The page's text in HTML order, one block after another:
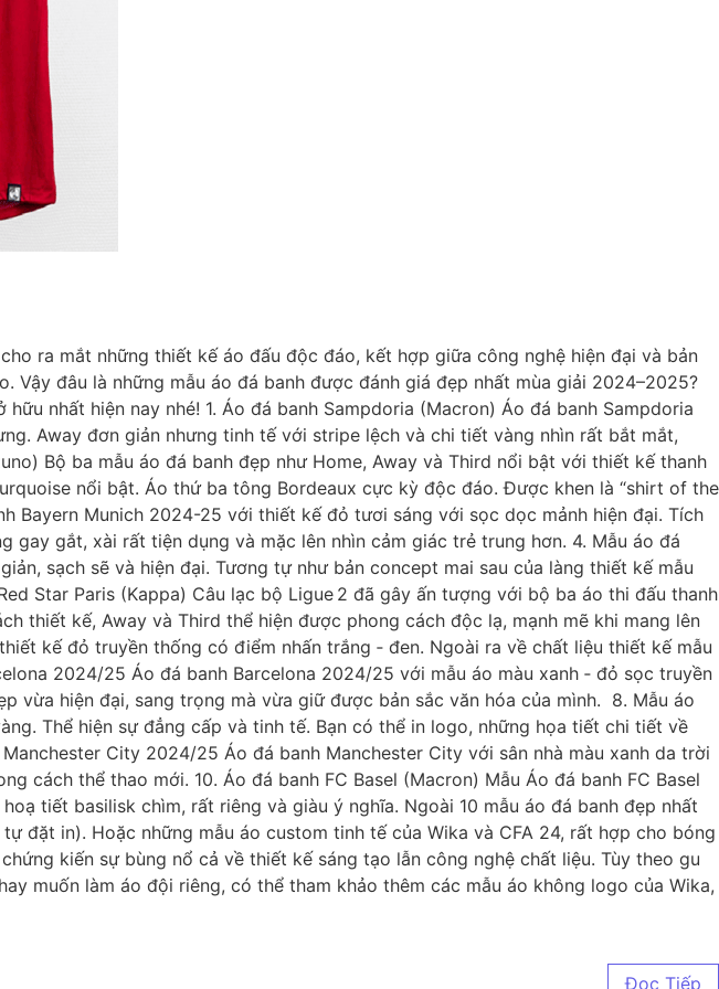
ra mắt những thiết kế áo đấu độc đáo, kết hợp giữa công nghệ hiện đại và bản
đâu là những mẫu áo đá banh được đánh giá đẹp nhất mùa giải 2024–2025?
nhất hiện nay nhé! 1. Áo đá banh Sampdoria (Macron) Áo đá banh Sampdoria
Away đơn giản nhưng tinh tế với stripe lệch và chi tiết vàng nhìn rất bắt mắt,
Bộ ba mẫu áo đá banh đẹp như Home, Away và Third nổi bật với thiết kế thanh
nổi bật. Áo thứ ba tông Bordeaux cực kỳ độc đáo. Được khen là “shirt of the
Bayern Munich 2024-25 với thiết kế đỏ tươi sáng với sọc dọc mảnh hiện đại. Tích
gắt, xài rất tiện dụng và mặc lên nhìn cảm giác trẻ trung hơn. 4. Mẫu áo đá
sạch sẽ và hiện đại. Tương tự như bản concept mai sau của làng thiết kế mẫu
Star Paris (Kappa) Câu lạc bộ Ligue 2 đã gây ấn tượng với bộ ba áo thi đấu thanh
thiết kế, Away và Third thể hiện được phong cách độc lạ, mạnh mẽ khi mang lên
kế đỏ truyền thống có điểm nhấn trắng ‑ đen. Ngoài ra về chất liệu thiết kế mẫu
2024/25 Áo đá banh Barcelona 2024/25 với mẫu áo màu xanh ‑ đỏ sọc truyền
hiện đại, sang trọng mà vừa giữ được bản sắc văn hóa của mình. 8. Mẫu áo
Thể hiện sự đẳng cấp và tinh tế. Bạn có thể in logo, những họa tiết chi tiết về
City 2024/25 Áo đá banh Manchester City với sân nhà màu xanh da trời
cách thể thao mới. 10. Áo đá banh FC Basel (Macron) Mẫu Áo đá banh FC Basel
tiết basilisk chìm, rất riêng và giàu ý nghĩa. Ngoài 10 mẫu áo đá banh đẹp nhất
đặt in). Hoặc những mẫu áo custom tinh tế của Wika và CFA 24, rất hợp cho bóng
kiến sự bùng nổ cả về thiết kế sáng tạo lẫn công nghệ chất liệu. Tùy theo gu
muốn làm áo đội riêng, có thể tham khảo thêm các mẫu áo không logo của Wika,
Đọc Tiếp